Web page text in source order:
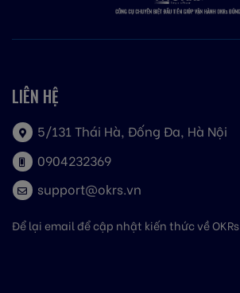
LIÊN HỆ
5/131 Thái Hà, Đống Đa, Hà Nội
0904232369
support@okrs.vn
Để lại email để cập nhật kiến thức về OKRs